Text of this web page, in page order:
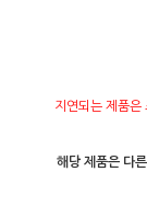
지연되는 제품은
해당 제품은 다